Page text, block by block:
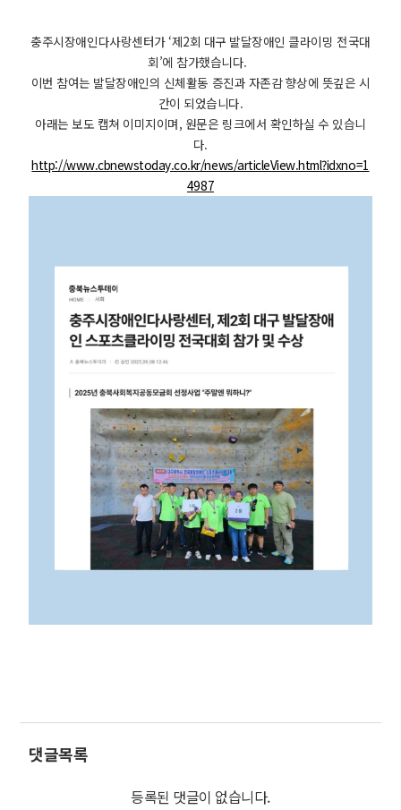
충주시장애인다사랑센터가 ‘제2회 대구 발달장애인 클라이밍 전국대
회’에 참가했습니다.
이번 참여는 발달장애인의 신체활동 증진과 자존감 향상에 뜻깊은 시
간이 되었습니다.
아래는 보도 캡쳐 이미지이며, 원문은 링크에서 확인하실 수 있습니
다.
http://www.cbnewstoday.co.kr/news/articleView.html?idxno=1
4987
댓글목록
등록된 댓글이 없습니다.